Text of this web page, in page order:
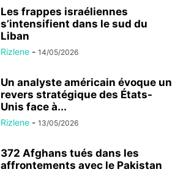
Les frappes israéliennes
s’intensifient dans le sud du
Liban
Rizlene - 14/05/2026
Un analyste américain évoque un
revers stratégique des États-
Unis face à...
Rizlene - 13/05/2026
372 Afghans tués dans les
affrontements avec le Pakistan